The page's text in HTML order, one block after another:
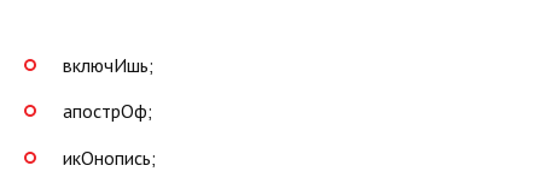
включИшь;
апострОф;
икОнопись;